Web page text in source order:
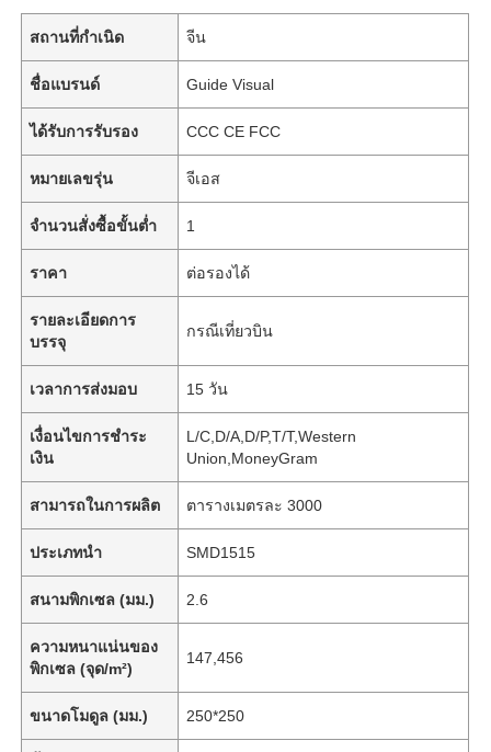
สถานที่กำเนิด จีน
ชื่อแบรนด์ Guide Visual
ได้รับการรับรอง CCC CE FCC
หมายเลขรุ่น จีเอส
จำนวนสั่งซื้อขั้นต่ำ 1
ราคา ต่อรองได้
รายละเอียดการ
บรรจุ
กรณีเที่ยวบิน
เวลาการส่งมอบ 15 วัน
เงื่อนไขการชำระ
เงิน
L/C,D/A,D/P,T/T,Western
Union,MoneyGram
สามารถในการผลิต ตารางเมตรละ 3000
ประเภทนำ SMD1515
สนามพิกเซล (มม.) 2.6
ความหนาแน่นของ
พิกเซล (จุด/m²)
147,456
ขนาดโมดูล (มม.) 250*250